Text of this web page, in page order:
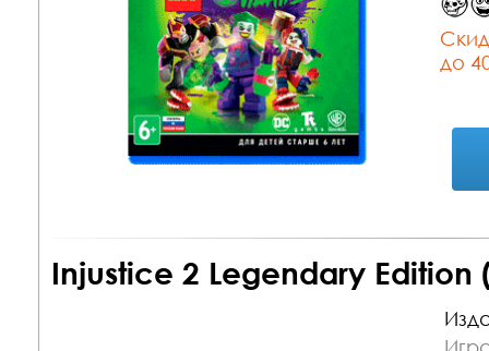
до
Injustice 2 Legendary Edition